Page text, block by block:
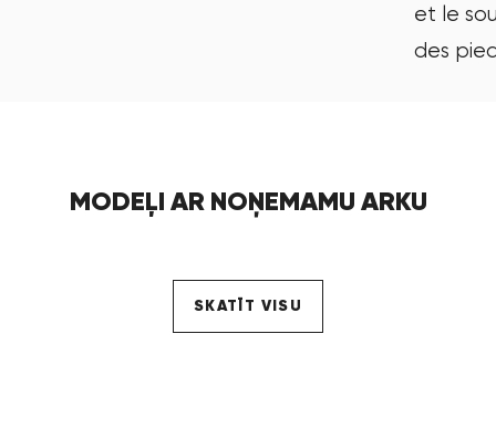
et le
des
MODEĻI AR NOŅEMAMU ARKU
SKATĪT VISU